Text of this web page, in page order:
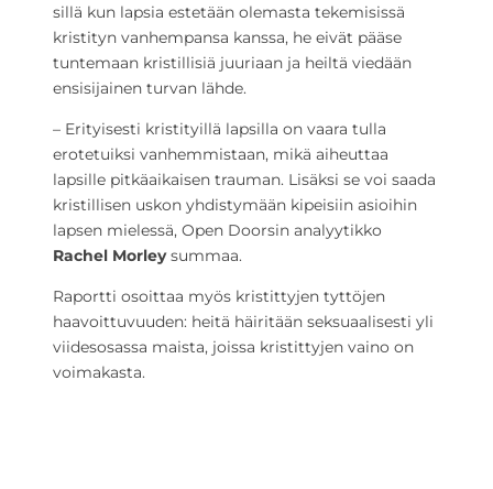
sillä kun lapsia estetään olemasta tekemisissä
kristityn vanhempansa kanssa, he eivät pääse
tuntemaan kristillisiä juuriaan ja heiltä viedään
ensisijainen turvan lähde.
– Erityisesti kristityillä lapsilla on vaara tulla
erotetuiksi vanhemmistaan, mikä aiheuttaa
lapsille pitkäaikaisen trauman. Lisäksi se voi saada
kristillisen uskon yhdistymään kipeisiin asioihin
lapsen mielessä, Open Doorsin analyytikko
Rachel Morleysummaa.
Raportti osoittaa myös kristittyjen tyttöjen
haavoittuvuuden: heitä häiritään seksuaalisesti yli
viidesosassa maista, joissa kristittyjen vaino on
voimakasta.